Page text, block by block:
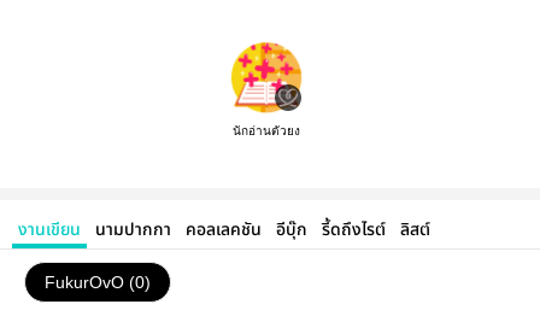
นักอ่านตัวยง
งานเขียน นามปากกา คอลเลคชัน อีบุ๊ก รี้ดถึงไรต์ ลิสต์
FukurOvO (0)